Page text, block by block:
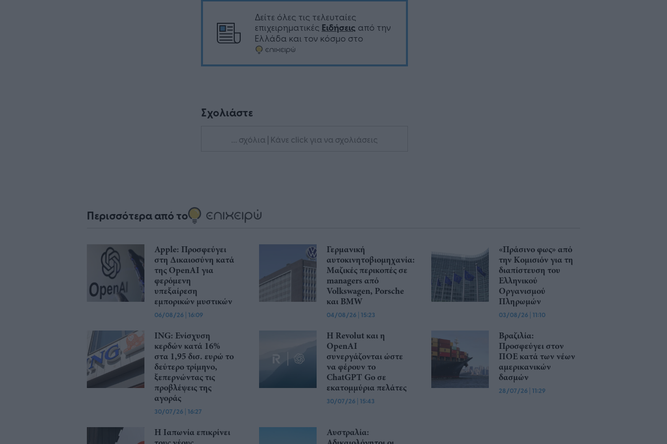
Δείτε όλες τις τελευταίες
επιχειρηματικές Ειδήσεις από την
Ελλάδα και τον κόσμο στο
Σχολιάστε
... σχόλια | Κάνε click για να σχολιάσεις
Περισσότερα από το
Apple: Προσφεύγει
στη Δικαιοσύνη κατά
της OpenAI για
φερόμενη
υπεξαίρεση
εμπορικών μυστικών
06/08/26 | 16:09
Γερμανική
αυτοκινητοβιομηχανία:
Μαζικές περικοπές σε
managers από
Volkswagen, Porsche
και BMW
04/08/26 | 15:23
«Πράσινο φως» από
την Κομισιόν για τη
διαπίστευση του
Ελληνικού
Οργανισμού
Πληρωμών
03/08/26 | 11:10
ING: Ενίσχυση
κερδών κατά 16%
στα 1,95 δισ. ευρώ το
δεύτερο τρίμηνο,
ξεπερνώντας τις
προβλέψεις της
αγοράς
30/07/26 | 16:27
Η Revolut και η
OpenAI
συνεργάζονται ώστε
να φέρουν το
ChatGPT Go σε
εκατομμύρια πελάτες
30/07/26 | 15:43
Βραζιλία:
Προσφεύγει στον
ΠΟΕ κατά των νέων
αμερικανικών
δασμών
28/07/26 | 11:29
Η Ιαπωνία επικρίνει
Αυστραλία: